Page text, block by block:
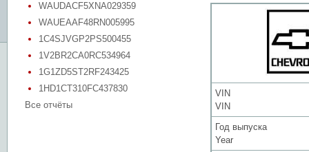
WAUDACF5XNA029359
WAUEAAF48RN005995
1C4SJVGP2PS500455
1V2BR2CA0RC534964
1G1ZD5ST2RF243425
1HD1CT310FC437830
Все отчёты
VIN
VIN
Год выпуска
Year